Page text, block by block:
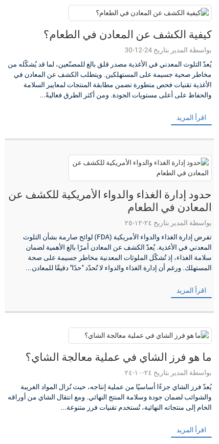
كيفية الكشف عن المعادن في الطعام؟
بواسطة المدير بتاريخ 24-12-30
يُعدّ التلوث المعدني في الأغذية مصدر قلق بالغ للمصنّعين، لما قد يُشكّله من
مخاطر صحية جسيمة على المستهلكين. ويتطلب الكشف عن المعادن في
الأغذية تقنيات فحص متطورة تضمن مطابقة المنتجات لمعايير السلامة
والحفاظ على أعلى مستويات الجودة. ومن أكثر الطرق فعاليةً...
اقرأ المزيد
حدود إدارة الغذاء والدواء الأمريكية للكشف عن
المعادن في الطعام
بواسطة المدير بتاريخ ٢٤-١٢-٢٥
تفرض إدارة الغذاء والدواء الأمريكية (FDA) لوائح صارمة بشأن التلوث
المعدني في الأغذية. يُعدّ الكشف عن المعادن أمرًا بالغ الأهمية لضمان
سلامة الغذاء، إذ تُشكّل الملوثات المعدنية مخاطر جسيمة على صحة
المستهلك. ورغم أن إدارة الغذاء والدواء لا تُحدّد "حدًا" دقيقًا للمعادن...
اقرأ المزيد
ما هو فرز الشاي في عملية معالجة الشاي؟
بواسطة المدير بتاريخ ٢٤-١٠-٢٤
يُعدّ فرز الشاي جزءًا أساسيًا من عملية إنتاجه، حيث تُزال المواد الغريبة
والشوائب لضمان جودة وسلامة المنتج النهائي. ومع انتقال الشاي من أوراقه
الخام إلى منتجاته النهائية، تُستخدم تقنيات فرز متنوعة...
اقرأ المزيد